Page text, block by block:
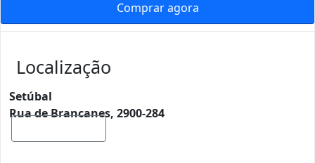
Comprar agora
Localização
Setúbal
Rua de Brancanes, 2900-284